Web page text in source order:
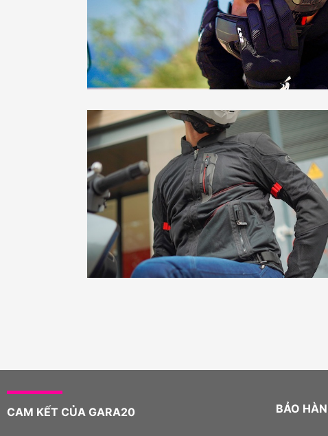
CAM KẾT CỦA GARA20 BẢO